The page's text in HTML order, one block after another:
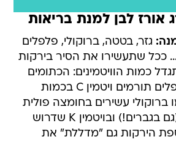
גזר, בטטה, ברוקולי, פלפלים
ככל שתעשירו את הסיר בירקות
כמות הוויטמינים: הכתומים
יתנו ויטמין A, הפלפלים תורמים ויטמין C בכמות
ברוקולי עשירים בחומצה פולית
שדרושה לפוריות (גם בגברים!) ובויטמין K שדרוש
הירקות גם "מדללת" את